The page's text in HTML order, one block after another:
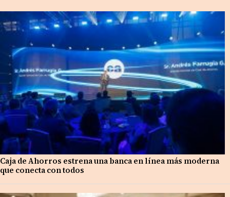
Caja de Ahorros estrena una banca en línea más moderna
que conecta con todos